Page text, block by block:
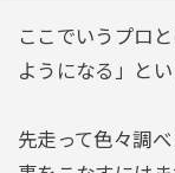
ここでいうプロ
ようになる」とい
先走って色々調